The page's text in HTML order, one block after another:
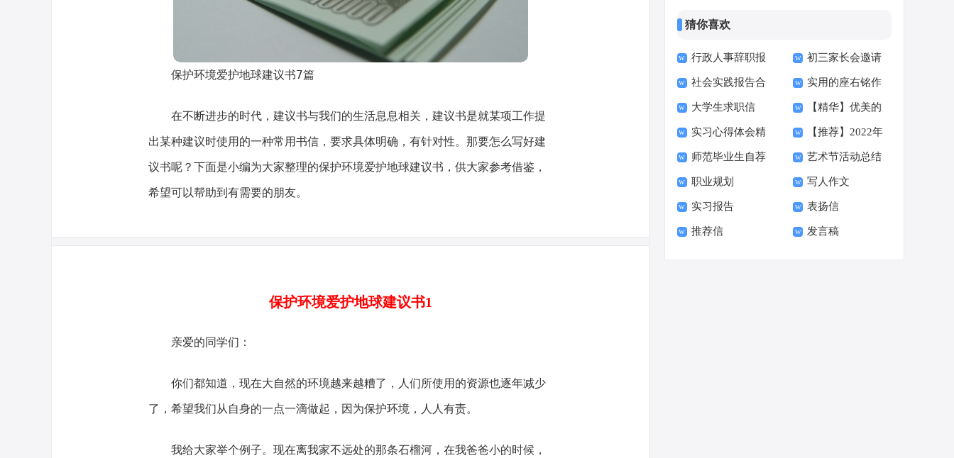
保护环境爱护地球建议书7篇
在不断进步的时代，建议书与我们的生活息息相关，建议书是就某项工作提
出某种建议时使用的一种常用书信，要求具体明确，有针对性。那要怎么写好建
议书呢？下面是小编为大家整理的保护环境爱护地球建议书，供大家参考借鉴，
希望可以帮助到有需要的朋友。
保护环境爱护地球建议书1
亲爱的同学们：
你们都知道，现在大自然的环境越来越糟了，人们所使用的资源也逐年减少
了，希望我们从自身的一点一滴做起，因为保护环境，人人有责。
我给大家举个例子。现在离我家不远处的那条石榴河，在我爸爸小的时候，
猜你喜欢
行政人事辞职报
告
初三家长会邀请
函15篇
社会实践报告合
集15篇
实用的座右铭作
文400字集合十篇
大学生求职信
【荐】
【精华】优美的
早安朋友圈问候语34
句
实习心得体会精
选15篇
【推荐】2022年
伤心的签名汇总55句
师范毕业生自荐
信范文六篇
艺术节活动总结
职业规划 写人作文
实习报告 表扬信
推荐信 发言稿